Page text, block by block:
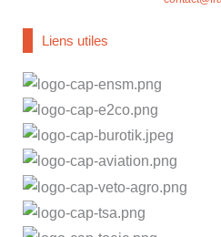
Liens utiles